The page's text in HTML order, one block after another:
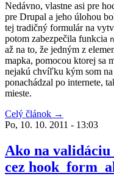
Nedávno, vlastne asi pre
pre Drupal a jeho úlohou
tej tradičný formulár na
potom zabezpečila funkcia
až na to, že jedným z
mapka, pomocou ktorej sa
nejakú chvíľku kým som
ponachádzal po internete,
mieste.
Celý článok →
Po, 10. 10. 2011 - 13:03
Ako na
cez